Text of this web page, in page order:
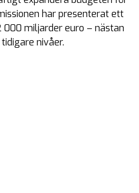
har presenterat ett
miljarder euro – nästan
nivåer.